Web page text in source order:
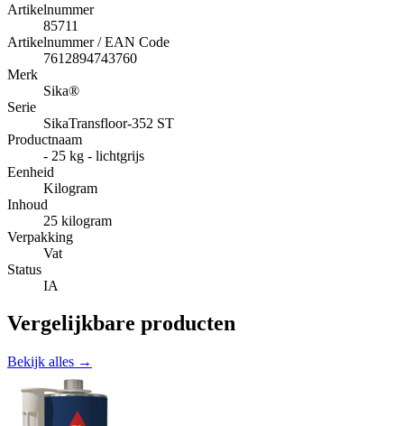
Artikelnummer
85711
Artikelnummer / EAN Code
7612894743760
Merk
Sika®
Serie
SikaTransfloor-352 ST
Productnaam
- 25 kg - lichtgrijs
Eenheid
Kilogram
Inhoud
25 kilogram
Verpakking
Vat
Status
IA
Vergelijkbare producten
Bekijk alles →